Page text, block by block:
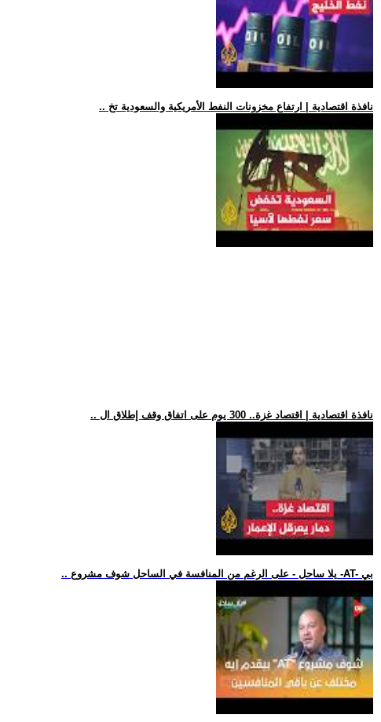
.. نافذة اقتصادية | ارتفاع مخزونات النفط الأمريكية والسعودية تخ
.. نافذة اقتصادية | اقتصاد غزة.. 300 يوم على اتفاق وقف إطلاق ال
.. يلا ساحل - على الرغم من المنافسة في الساحل شوف مشروع -AT- بي